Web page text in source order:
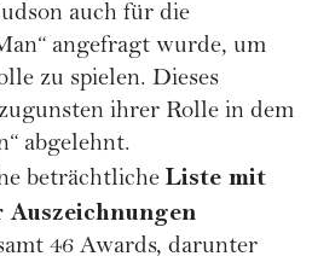
auch für die
angefragt wurde, um
zu spielen. Dieses
ihrer Rolle in dem
abgelehnt.
beträchtliche Liste mit
46 Awards, darunter